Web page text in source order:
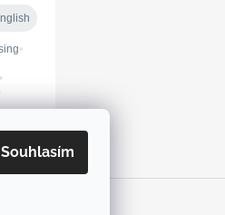
Souhlasím